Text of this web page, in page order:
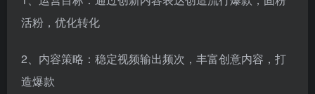
活粉，优化转化
2、内容策略：稳定视频输出频次，丰富创意内容，打
造爆款